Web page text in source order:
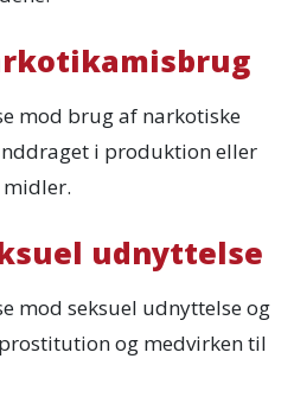
mod brug af narkotiske
i produktion eller
udnyttelse
mod seksuel udnyttelse og
og medvirken til